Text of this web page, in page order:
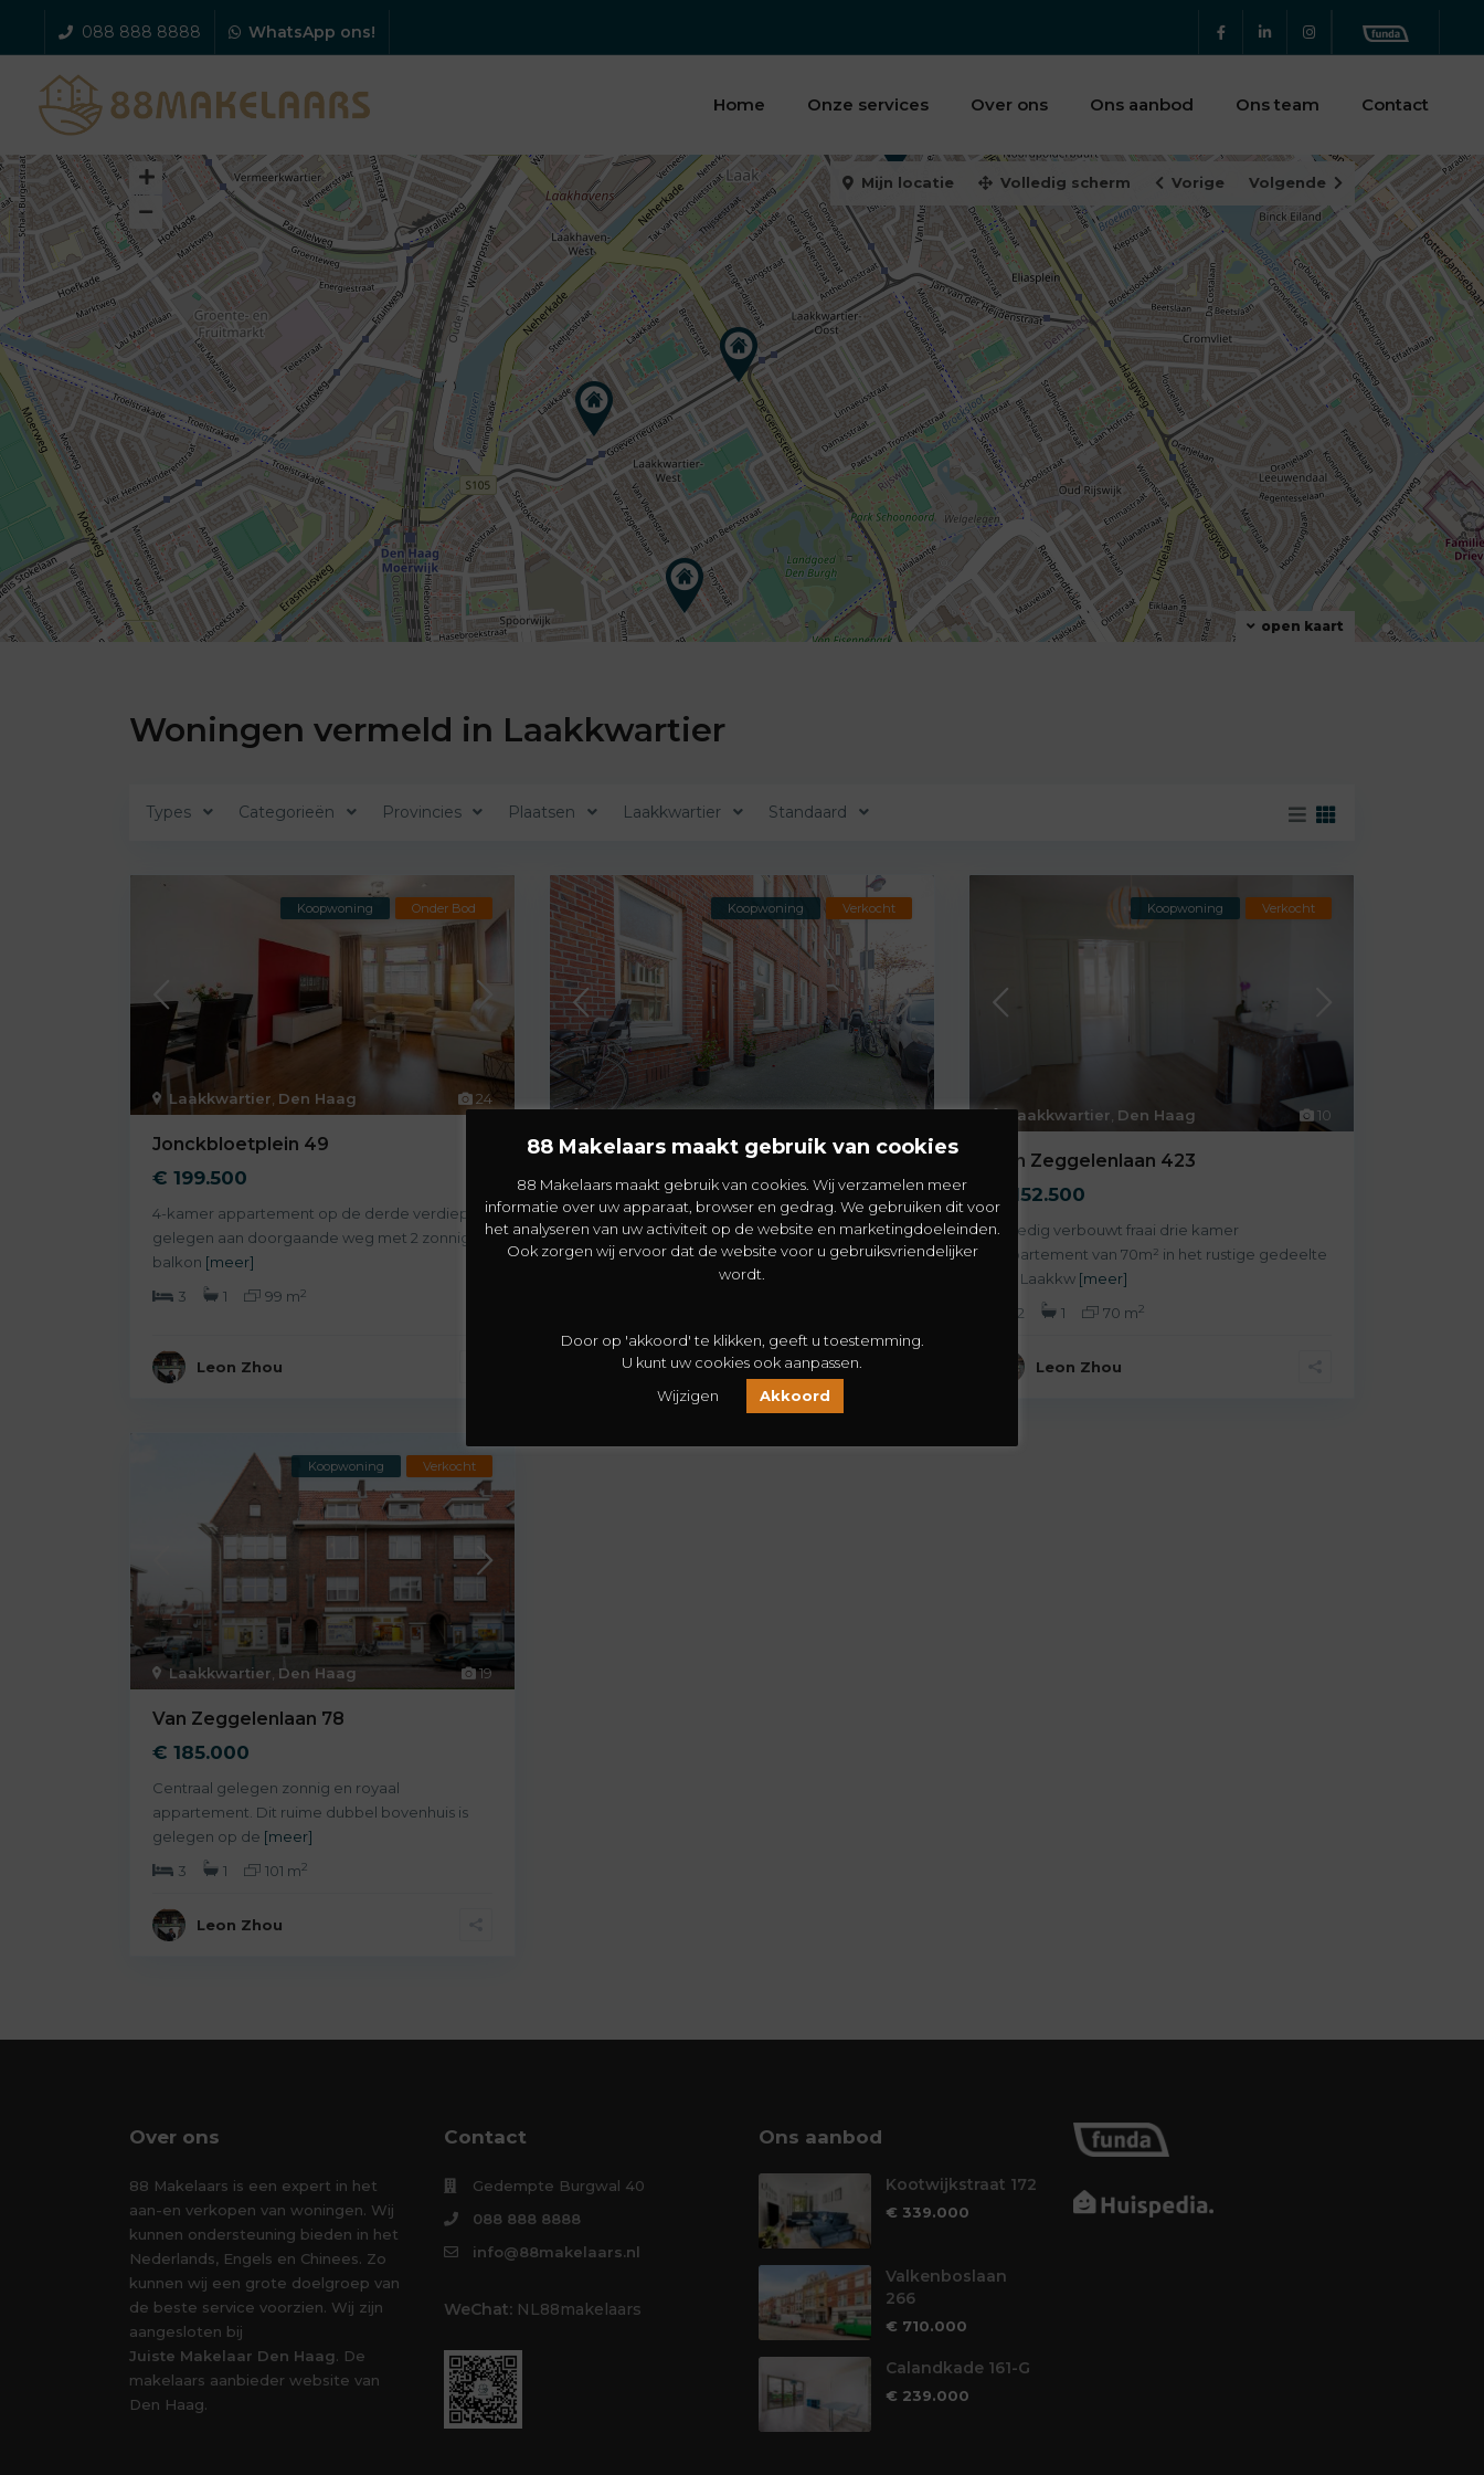
088 888 8888 WhatsApp ons!
Home Onze services Over ons Ons aanbod Ons team Contact
open kaart
Mijn locatie Volledig scherm Vorige Volgende
Woningen vermeld in Laakkwartier
Types Categorieën Provincies Plaatsen Laakkwartier Standaard
24
Laakkwartier, Den Haag
Koopwoning Onder Bod
Jonckbloetplein 49
€ 199.500
4-kamer appartement op de derde verdieping
gelegen aan doorgaande weg met 2 zonnige
balkon [meer]
3
1 99 m2
Leon Zhou
41
Laakkwartier,Den Haag
Koopwoning Verkocht
Reinwardtstraat 68
€ 199.000
Gelegen in het altijd gezellige en bruisende
Laakkwartier vind je dit zeer nette 4-kamer a
Leon Zhou
10
Laakkwartier Den Haag
Koopwoning Verkocht
Van Zeggelenlaan 423
€ 152.500
Volledig verbouwt fraai drie kamer
appartement van 70m² in het rustige gedeelte
van Laakkw [meer]
2
1 70 m2
Leon Zhou
19
Laakkwartier Den Haag
Koopwoning Verkocht
Van Zeggelenlaan 78
€ 185.000
Centraal gelegen zonnig en royaal
appartement. Dit ruime dubbel bovenhuis is
gelegen op de [meer]
3
1 101 m2
Leon Zhou
Over ons
88 Makelaars is een expert in het
aan-en verkopen van woningen. Wij
kunnen ondersteuning bieden in het
Nederlands, Engels en Chinees. Zo
kunnen wij een grote doelgroep van
de beste service voorzien. Wij zijn
aangesloten bij
Juiste Makelaar Den Haag. De
makelaars aanbieder website van
Den Haag.
Contact
Gedempte Burgwal 40
088 888 8888
info@88makelaars.nl
WeChat: NL88makelaars
Ons aanbod
Kootwijkstraat 172
€ 339.000
Valkenboslaan
266
€ 710.000
Calandkade 161-G
€ 239.000
88 Makelaars maakt gebruik van cookies
88 Makelaars maakt gebruik van cookies. Wij verzamelen meer
informatie over uw apparaat, browser en gedrag. We gebruiken dit voor
het analyseren van uw activiteit op de website en marketingdoeleinden.
Ook zorgen wij ervoor dat de website voor u gebruiksvriendelijker
wordt.
Door op 'akkoord' te klikken, geeft u toestemming.
U kunt uw cookies ook aanpassen.
Wijzigen
Akkoord